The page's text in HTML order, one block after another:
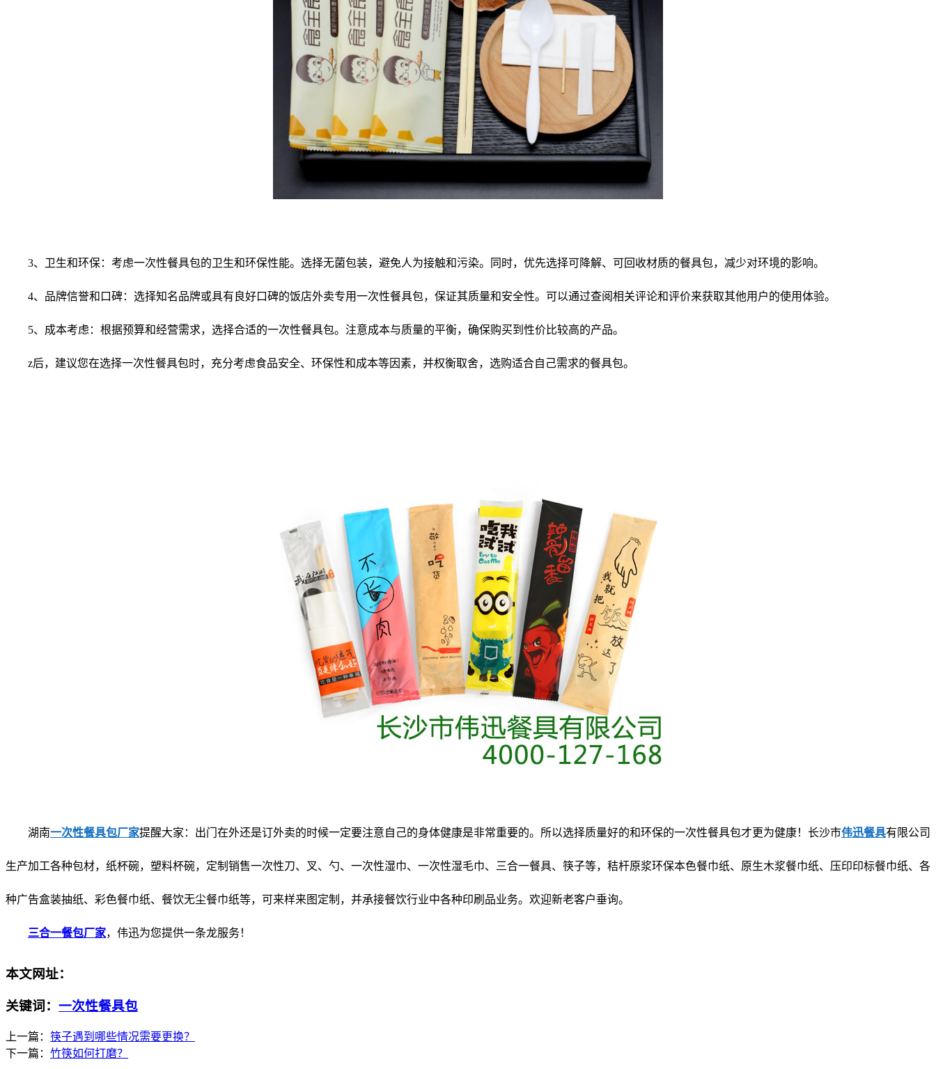
3、卫生和环保：考虑一次性餐具包的卫生和环保性能。选择无菌包装，避免人为接触和污染。同时，优先选择可降解、可回收材质的餐具包，减少对环境的影响。
4、品牌信誉和口碑：选择知名品牌或具有良好口碑的饭店外卖专用一次性餐具包，保证其质量和安全性。可以通过查阅相关评论和评价来获取其他用户的使用体验。
5、成本考虑：根据预算和经营需求，选择合适的一次性餐具包。注意成本与质量的平衡，确保购买到性价比较高的产品。
z后，建议您在选择一次性餐具包时，充分考虑食品安全、环保性和成本等因素，并权衡取舍，选购适合自己需求的餐具包。
湖南一次性餐具包厂家提醒大家：出门在外还是订外卖的时候一定要注意自己的身体健康是非常重要的。所以选择质量好的和环保的一次性餐具包才更为健康！长沙市伟迅餐具有限公司
生产加工各种包材，纸杯碗，塑料杯碗，定制销售一次性刀、叉、勺、一次性湿巾、一次性湿毛巾、三合一餐具、筷子等，秸杆原浆环保本色餐巾纸、原生木浆餐巾纸、压印印标餐巾纸、各
种广告盒装抽纸、彩色餐巾纸、餐饮无尘餐巾纸等，可来样来图定制，并承接餐饮行业中各种印刷品业务。欢迎新老客户垂询。
三合一餐包厂家，伟迅为您提供一条龙服务！
本文网址：
关键词： 一次性餐具包
上一篇： 筷子遇到哪些情况需要更换？
下一篇： 竹筷如何打磨？